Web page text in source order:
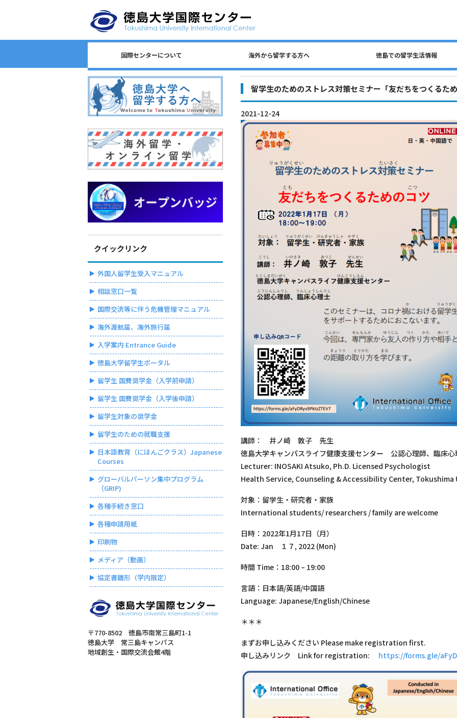
国際センターについて
国際センターについて
センター長からのごあいさつ
国際センターのロゴについて
沿革
日本語教育/Japanese Program
相談窓口一覧
スタッフ一覧
国際課連絡先
海外から留学する方へ 徳島での留学生活情報
留学生のためのストレス対策セミナー「友だちをつくるた
2021-12-24
講師： 井ノ崎 敦子 先生
徳島大学キャンパスライフ健康支援センター 公認心理師、臨床心
Lecturer: INOSAKI Atsuko, Ph.D. Licensed Psychologist
Health Service, Counseling & Accessibility Center,
対象：留学⽣・研究者・家族
International students/ researchers / family are welcome
日時：2022年1月17日（月）
Date: Jan １７, 2022 (Mon)
時間 Time：18:00 – 19:00
⾔語：⽇本語/英語/中国語
Language: Japanese/English/Chinese
＊＊＊
まずお申し込みください Please make registration first.
申し込みリンク Link for registration: https://forms.gle/
クイックリンク
外国人留学生受入マニュアル
相談窓口一覧
国際交流等に伴う危機管理マニュアル
海外渡航届、海外旅行届
入学案内 Entrance Guide
徳島大学留学生ポータル
留学生 国費奨学金（入学前申請）
留学生 国費奨学金（入学後申請）
留学生対象の奨学金
留学生のための就職支援
日本語教育（にほんごクラス）Japanese
Courses
グローバルパーソン集中プログラム
（GRIP)
各種手続き窓口
各種申請用紙
印刷物
メディア（動画）
協定書雛形（学内限定）
〒770-8502 徳島市南常三島町1-1
徳島大学 常三島キャンパス
地域創生・国際交流会館4階